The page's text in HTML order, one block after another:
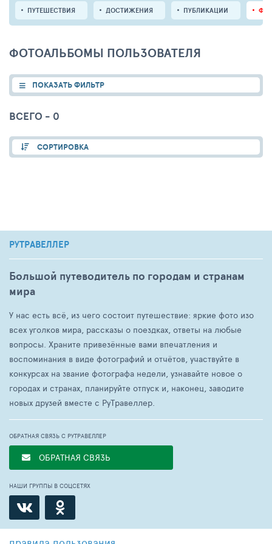
ПУТЕШЕСТВИЯ ДОСТИЖЕНИЯ ПУБЛИКАЦИИ
ФОТОАЛЬБОМЫ ПОЛЬЗОВАТЕЛЯ
ПОКАЗАТЬ ФИЛЬТР
ВСЕГО - 0
СОРТИРОВКА
РУТРАВЕЛЛЕР
Большой путеводитель по городам и странам
мира
У нас есть всё, из чего состоит путешествие: яркие фото изо
всех уголков мира, рассказы о поездках, ответы на любые
вопросы. Храните привезённые вами впечатления и
воспоминания в виде фотографий и отчётов, участвуйте в
конкурсах на звание фотографа недели, узнавайте новое о
городах и странах, планируйте отпуск и, наконец, заводите
новых друзей вместе с РуТравеллер.
ОБРАТНАЯ СВЯЗЬ С РУТРАВЕЛЛЕР
ОБРАТНАЯ СВЯЗЬ
НАШИ ГРУППЫ В СОЦСЕТЯХ